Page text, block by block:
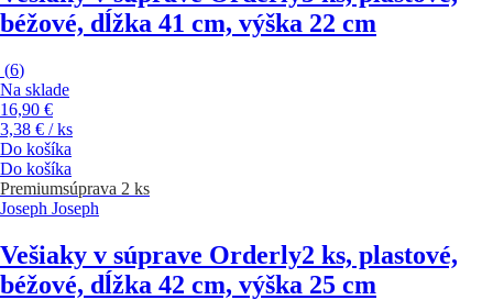
béžové, dĺžka 41 cm, výška 22 cm
(6)
Na sklade
16,90 €
3,38 € / ks
Do košíka
Do košíka
Premiumsúprava 2 ks
Joseph Joseph
Vešiaky v súprave Orderly2 ks, plastové,
béžové, dĺžka 42 cm, výška 25 cm